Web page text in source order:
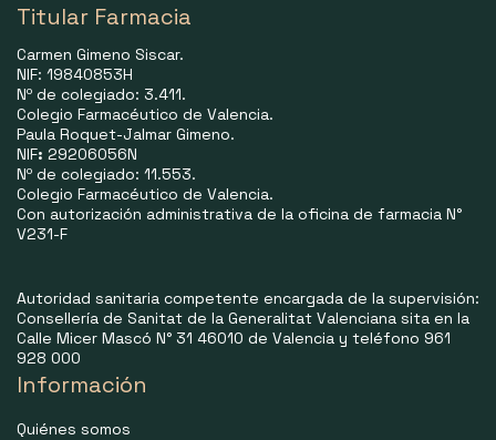
Titular Farmacia
Carmen Gimeno Siscar.
NIF: 19840853H
Nº de colegiado: 3.411.
Colegio Farmacéutico de Valencia.
Paula Roquet-Jalmar Gimeno.
NIF: 29206056N
Nº de colegiado: 11.553.
Colegio Farmacéutico de Valencia.
Con autorización administrativa de la oficina de farmacia N°
V231-F
Autoridad sanitaria competente encargada de la supervisión:
Consellería de Sanitat de la Generalitat Valenciana sita en la
Calle Micer Mascó N° 31 46010 de Valencia y teléfono 961
928 000
Información
Quiénes somos